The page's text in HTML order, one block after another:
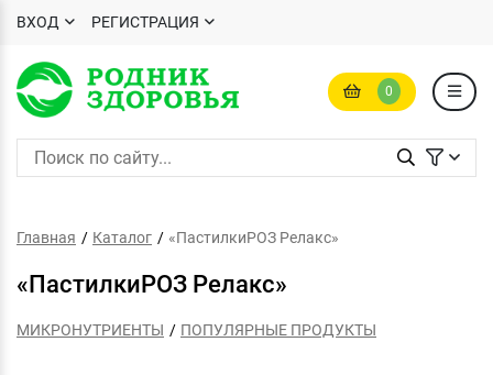
ВХОД РЕГИСТРАЦИЯ
0
Главная Каталог «ПастилкиРОЗ Релакс»
«ПастилкиРОЗ Релакс»
МИКРОНУТРИЕНТЫ ПОПУЛЯРНЫЕ ПРОДУКТЫ